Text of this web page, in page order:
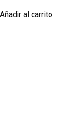
Añadir al carrito